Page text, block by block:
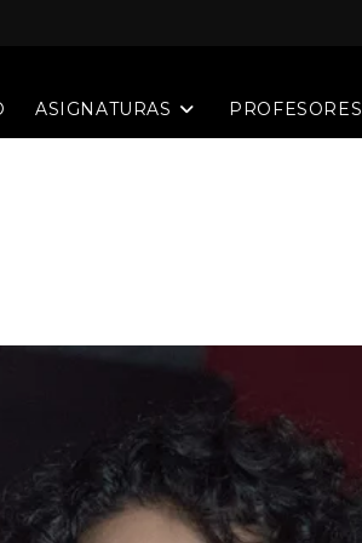
ASIGNATURAS PROFESORES